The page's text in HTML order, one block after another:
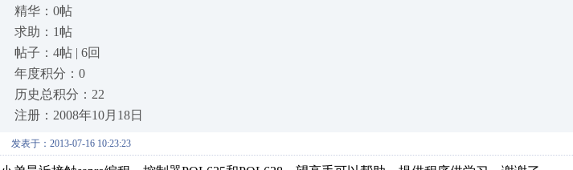
精华：0帖
求助：1帖
帖子：4帖 | 6回
年度积分：0
历史总积分：22
注册：2008年10月18日
发表于：2013-07-16 10:23:23